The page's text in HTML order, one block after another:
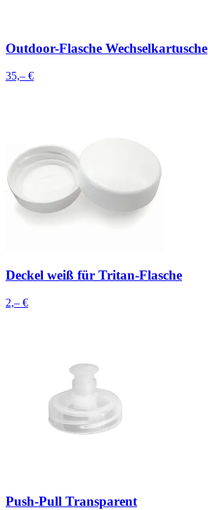
Outdoor-Flasche Wechselkartusche
35,– €
Deckel weiß für Tritan-Flasche
2,– €
Push-Pull Transparent